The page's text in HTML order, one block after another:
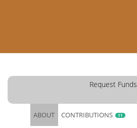
Request Funds
ABOUT CONTRIBUTIONS 11